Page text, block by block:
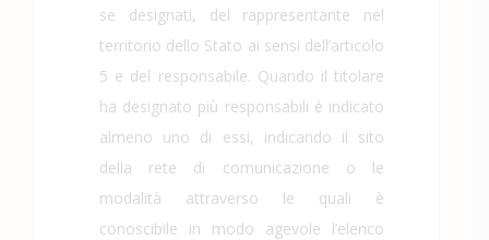
se designati, del rappresentante nel
territorio dello Stato ai sensi dell’articolo
5 e del responsabile. Quando il titolare
ha designato più responsabili è indicato
almeno uno di essi, indicando il sito
della rete di comunicazione o le
modalità attraverso le quali è
conoscibile in modo agevole l’elenco